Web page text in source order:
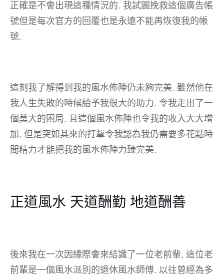
正確是不會出現這種情況的. 我試圖挽救這個廣告帳
號但是每次官方的回覆也是永遠不能再恢復我的帳
號.
這刻我了解得到我的風水佈陣仍未夠完美. 雖然他在
我人生失敗的時候給予我很大的助力. 令我走出了一
個莫大的困局. 且這個風水佈陣也令我的收入大大增
加. 但是突如其來的打擊令我認為我仍需要多花點時
間精力才能把我的風水佈陣力臻完美.
正道風水 天道酬勤 地道酬善
後來我在一次因緣際會來結識了一位老前輩, 這位老
前輩是一個風水派別的退休風水師傅. 以往曾經為多